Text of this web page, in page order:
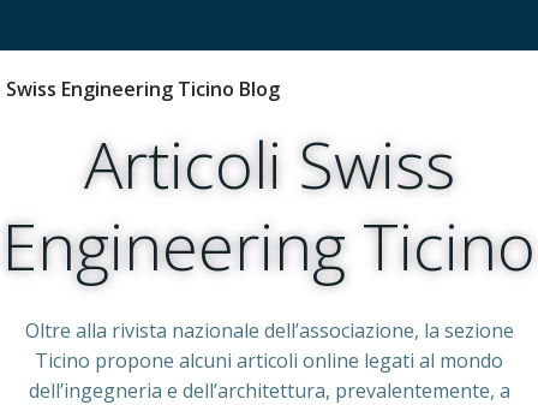
Swiss Engineering Ticino Blog
Articoli Swiss
Engineering Ticino
Oltre alla rivista nazionale dell’associazione, la sezione
Ticino propone alcuni articoli online legati al mondo
dell’ingegneria e dell’architettura, prevalentemente, a